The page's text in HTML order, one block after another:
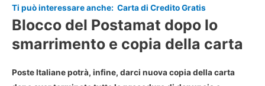
Ti può interessare anche: Carta di Credito Gratis
Blocco del Postamat dopo lo
smarrimento e copia della carta
Poste Italiane potrà, infine, darci nuova copia della carta